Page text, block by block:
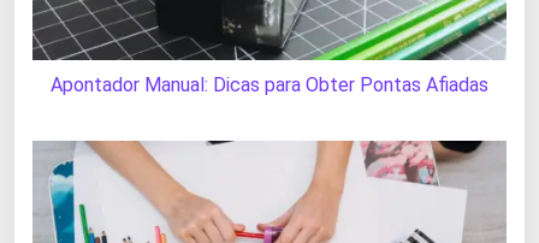
Apontador Manual: Dicas para Obter Pontas Afiadas